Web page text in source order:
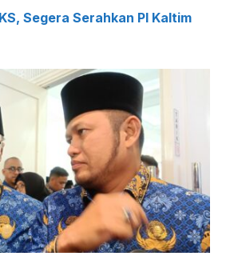
Segera Serahkan PI Kaltim